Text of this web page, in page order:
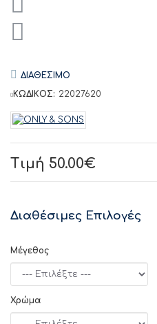
Τιμή 50.00€
ΔΙΑΘΕΣΙΜΟ
ΚΩΔΙΚΟΣ: 22027620
Διαθέσιμες Επιλογές
Μέγεθος
Χρώμα